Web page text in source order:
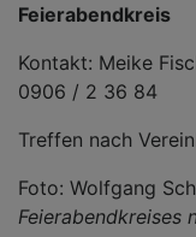
Feierabendkreis
Kontakt: Meike
0906 / 2 36 84
Treffen nach
Foto: Wolfgang
Feierabendkreises